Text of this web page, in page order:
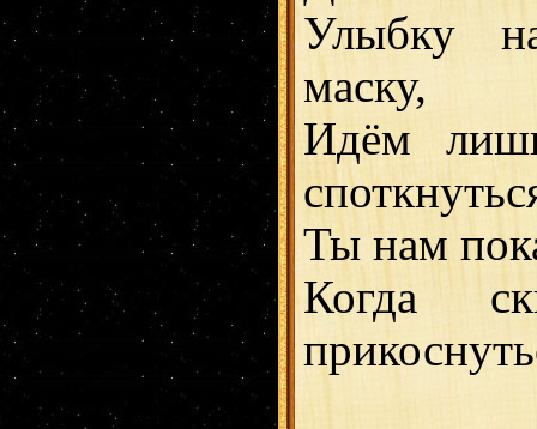
Улыбку
маску,
Идём
Ты нам
Когда